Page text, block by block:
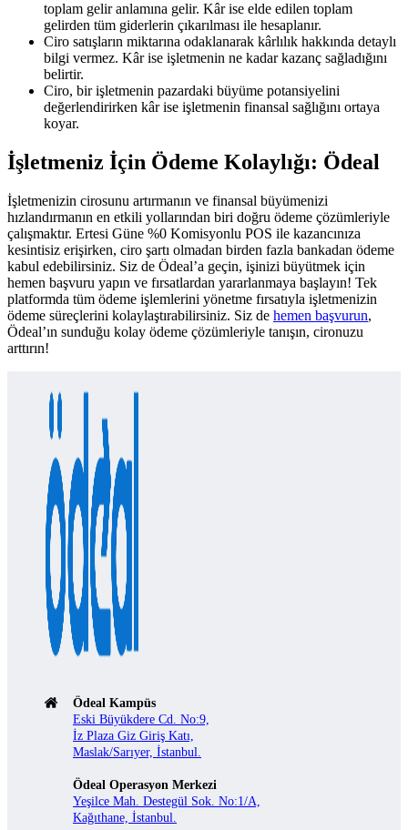
toplam gelir anlamına gelir. Kâr ise elde edilen toplam
gelirden tüm giderlerin çıkarılması ile hesaplanır.
Ciro satışların miktarına odaklanarak kârlılık hakkında detaylı
bilgi vermez. Kâr ise işletmenin ne kadar kazanç sağladığını
belirtir.
Ciro, bir işletmenin pazardaki büyüme potansiyelini
değerlendirirken kâr ise işletmenin finansal sağlığını ortaya
koyar.
İşletmeniz İçin Ödeme Kolaylığı: Ödeal
İşletmenizin cirosunu artırmanın ve finansal büyümenizi
hızlandırmanın en etkili yollarından biri doğru ödeme çözümleriyle
çalışmaktır. Ertesi Güne %0 Komisyonlu POS ile kazancınıza
kesintisiz erişirken, ciro şartı olmadan birden fazla bankadan ödeme
kabul edebilirsiniz. Siz de Ödeal’a geçin, işinizi büyütmek için
hemen başvuru yapın ve fırsatlardan yararlanmaya başlayın! Tek
platformda tüm ödeme işlemlerini yönetme fırsatıyla işletmenizin
ödeme süreçlerini kolaylaştırabilirsiniz. Siz de hemen başvurun,
Ödeal’ın sunduğu kolay ödeme çözümleriyle tanışın, cironuzu
arttırın!
Ödeal Kampüs
Eski Büyükdere Cd. No:9,
İz Plaza Giz Giriş Katı,
Maslak/Sarıyer, İstanbul.
Ödeal Operasyon Merkezi
Yeşilce Mah. Destegül Sok. No:1/A,
Kağıthane, İstanbul.